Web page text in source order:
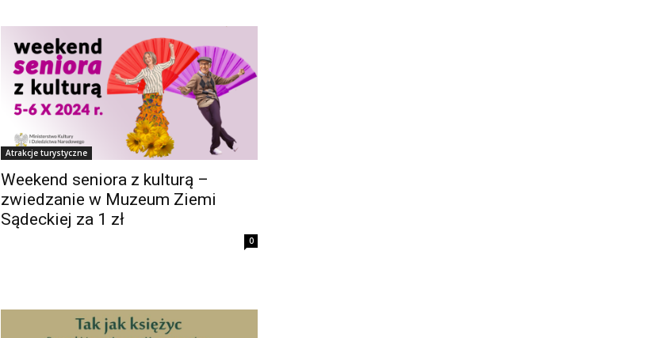
Atrakcje turystyczne
Weekend seniora z kulturą –
zwiedzanie w Muzeum Ziemi
Sądeckiej za 1 zł
0